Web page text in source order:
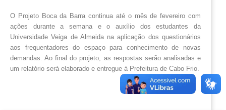
O Projeto Boca da Barra continua até o mês de fevereiro com
ações durante a semana e o auxílio dos estudantes da
Universidade Veiga de Almeida na aplicação dos questionários
aos frequentadores do espaço para conhecimento de novas
demandas. Ao final do projeto, as respostas serão analisadas e
um relatório será elaborado e entregue à Prefeitura de Cabo Frio.